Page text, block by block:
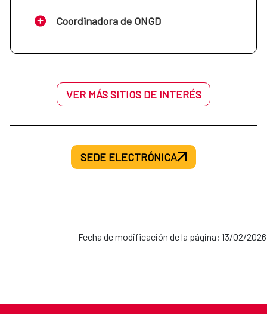
Coordinadora de ONGD
VER MÁS SITIOS DE INTERÉS
SEDE ELECTRÓNICA
Fecha de modificación de la página: 13/02/2026